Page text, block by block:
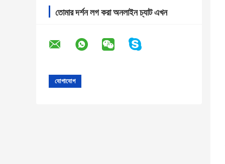
তোমার দর্শন লগ করা অনলাইন চ্যাট এখন